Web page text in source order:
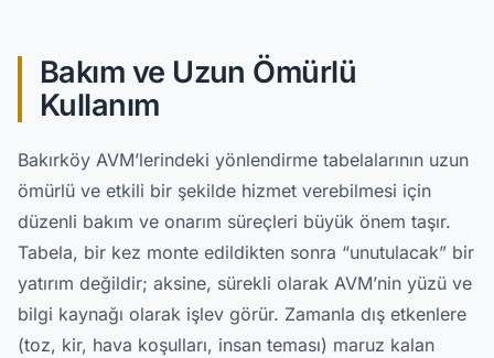
Bakım ve Uzun Ömürlü
Kullanım
Bakırköy AVM’lerindeki yönlendirme tabelalarının uzun
ömürlü ve etkili bir şekilde hizmet verebilmesi için
düzenli bakım ve onarım süreçleri büyük önem taşır.
Tabela, bir kez monte edildikten sonra “unutulacak” bir
yatırım değildir; aksine, sürekli olarak AVM’nin yüzü ve
bilgi kaynağı olarak işlev görür. Zamanla dış etkenlere
(toz, kir, hava koşulları, insan teması) maruz kalan